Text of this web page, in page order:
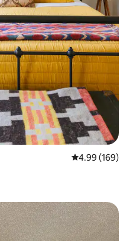
Calificación
4.99 (169)